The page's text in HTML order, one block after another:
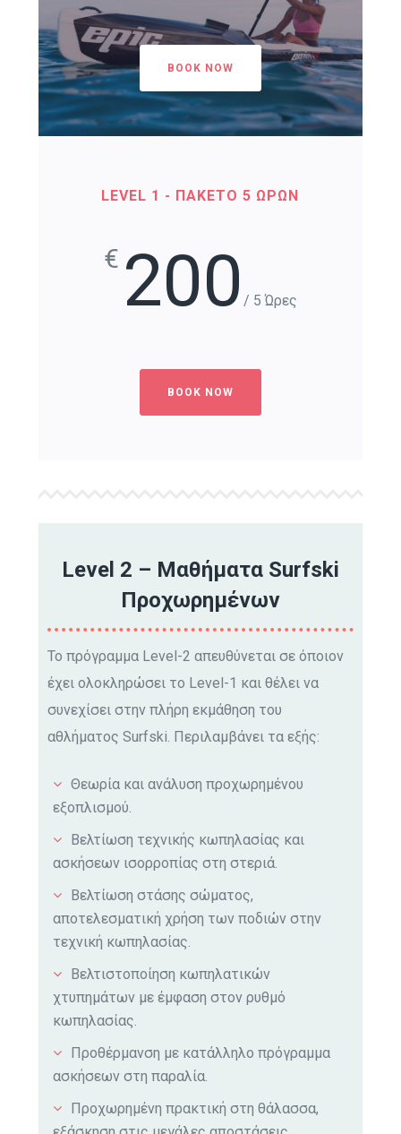
BOOK NOW
LEVEL 1 - ΠΑΚΕΤΟ 5 ΩΡΩΝ
€ 200 / 5 Ώρες
BOOK NOW
Level 2 – Μαθήματα Surfski
Προχωρημένων
Το πρόγραμμα Level-2 απευθύνεται σε όποιον
έχει ολοκληρώσει το Level-1 και θέλει να
συνεχίσει στην πλήρη εκμάθηση του
αθλήματος Surfski. Περιλαμβάνει τα εξής:
Θεωρία και ανάλυση προχωρημένου
εξοπλισμού.
Βελτίωση τεχνικής κωπηλασίας και
ασκήσεων ισορροπίας στη στεριά.
Βελτίωση στάσης σώματος,
αποτελεσματική χρήση των ποδιών στην
τεχνική κωπηλασίας.
Βελτιστοποίηση κωπηλατικών
χτυπημάτων με έμφαση στον ρυθμό
κωπηλασίας.
Προθέρμανση με κατάλληλο πρόγραμμα
ασκήσεων στη παραλία.
Προχωρημένη πρακτική στη θάλασσα,